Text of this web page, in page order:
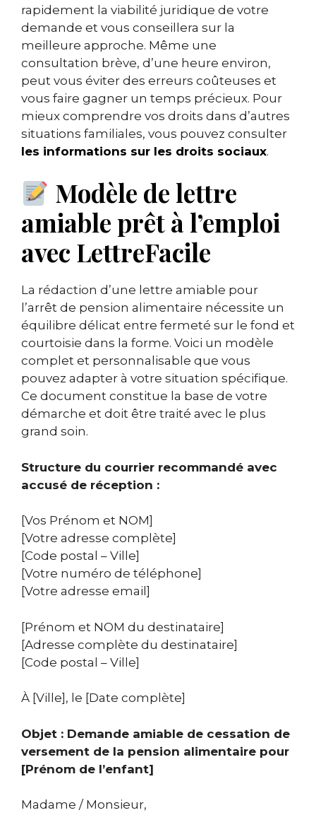
rapidement la viabilité juridique de votre
demande et vous conseillera sur la
meilleure approche. Même une
consultation brève, d’une heure environ,
peut vous éviter des erreurs coûteuses et
vous faire gagner un temps précieux. Pour
mieux comprendre vos droits dans d’autres
situations familiales, vous pouvez consulter
les informations sur les droits sociaux.
Modèle de lettre
amiable prêt à l’emploi
avec LettreFacile
La rédaction d’une lettre amiable pour
l’arrêt de pension alimentaire nécessite un
équilibre délicat entre fermeté sur le fond et
courtoisie dans la forme. Voici un modèle
complet et personnalisable que vous
pouvez adapter à votre situation spécifique.
Ce document constitue la base de votre
démarche et doit être traité avec le plus
grand soin.
Structure du courrier recommandé avec
accusé de réception :
[Vos Prénom et NOM]
[Votre adresse complète]
[Code postal – Ville]
[Votre numéro de téléphone]
[Votre adresse email]
[Prénom et NOM du destinataire]
[Adresse complète du destinataire]
[Code postal – Ville]
À [Ville], le [Date complète]
Objet : Demande amiable de cessation de
versement de la pension alimentaire pour
[Prénom de l’enfant]
Madame / Monsieur,